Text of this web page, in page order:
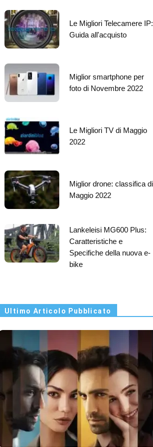
Le Migliori Telecamere IP:
Guida all'acquisto
Miglior smartphone per
foto di Novembre 2022
Le Migliori TV di Maggio
2022
Miglior drone: classifica di
Maggio 2022
Lankeleisi MG600 Plus:
Caratteristiche e
Specifiche della nuova e-
bike
Ultimo Articolo Pubblicato